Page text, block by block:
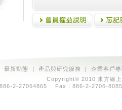
最新動態 | 產品與研究服務 | 企業客戶
Copyright© 2010 東方線
886-2-27064865 Fax：886-2-2706-